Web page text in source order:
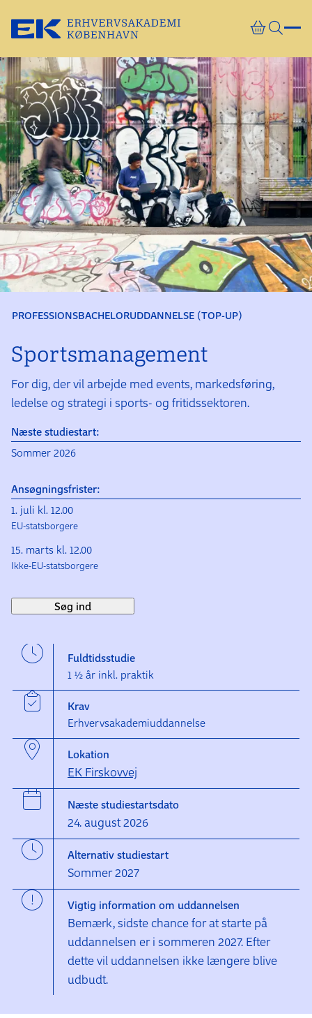
PROFESSIONSBACHELORUDDANNELSE (TOP-UP)
Sports­manage­ment
For dig, der vil arbejde med events, markedsføring,
ledelse og strategi i sports- og fritidssektoren.
Næste studiestart:
Sommer 2026
Ansøgningsfrister:
1. juli kl. 12.00
EU-statsborgere
15. marts kl. 12.00
Ikke-EU-statsborgere
Søg ind
Fuldtidsstudie
1 ½ år inkl. praktik
Krav
Erhvervsakademiuddannelse
Lokation
EK Firskovvej
Næste studiestartsdato
24. august 2026
Alternativ studiestart
Sommer 2027
Vigtig information om uddannelsen
Bemærk, sidste chance for at starte på
uddannelsen er i sommeren 2027. Efter
dette vil uddannelsen ikke længere blive
udbudt.